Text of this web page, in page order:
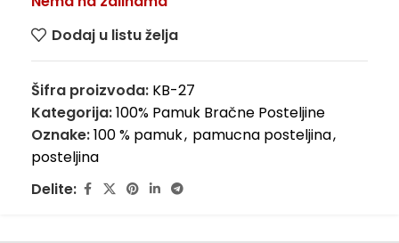
Dodaj u listu želja
Šifra proizvoda: KB-27
Kategorija:100% Pamuk Bračne Posteljine
Oznake:100 % pamuk, pamucna posteljina,
posteljina
Delite: